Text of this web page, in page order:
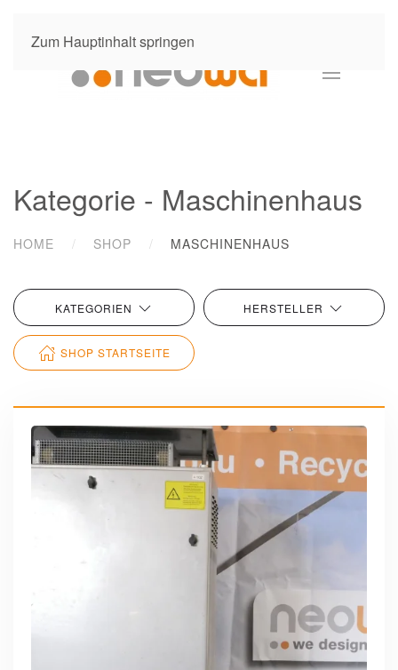
Zum Hauptinhalt springen
Kategorie - Maschinenhaus
HOME SHOP MASCHINENHAUS
KATEGORIEN HERSTELLER
SHOP STARTSEITE